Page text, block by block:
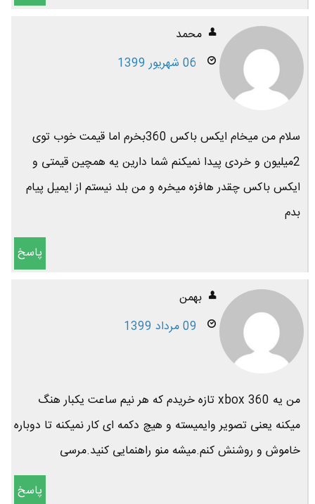
محمد
06 شهریور 1399
سلام من میخام ایکس باکس 360بخرم اما قیمت خوب توی
2میلیون و خردی پیدا نمیکنم شما دارین یه همچین قیمتی و
ایکس باکس چقدر هافزه میخره و من بلد نیستم از ایمیل پیام
بدم
پاسخ
بهمن
09 مرداد 1399
من یه xbox 360 تازه خریدم که هر نیم ساعت یکبار هنگ
میکنه یعنی تصویر وایمیسته و هیچ دکمه ای کار نمیکنه تا دوباره
خاموش و روشنش کنم.میشه منو راهنمایی کنید.مرسی
پاسخ